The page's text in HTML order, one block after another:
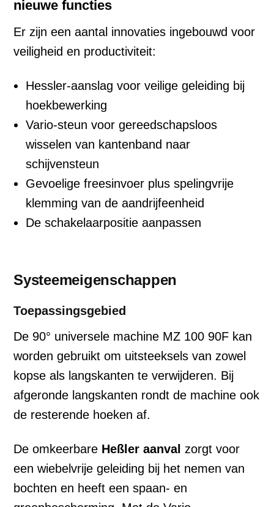
nieuwe functies
Er zijn een aantal innovaties ingebouwd voor
veiligheid en productiviteit:
Hessler-aanslag voor veilige geleiding bij
hoekbewerking
Vario-steun voor gereedschapsloos
wisselen van kantenband naar
schijvensteun
Gevoelige freesinvoer plus spelingvrije
klemming van de aandrijfeenheid
De schakelaarpositie aanpassen
Systeemeigenschappen
Toepassingsgebied
De 90° universele machine MZ 100 90F kan
worden gebruikt om uitsteeksels van zowel
kopse als langskanten te verwijderen. Bij
afgeronde langskanten rondt de machine ook
de resterende hoeken af.
De omkeerbare Heßler aanval zorgt voor
een wiebelvrije geleiding bij het nemen van
bochten en heeft een spaan- en